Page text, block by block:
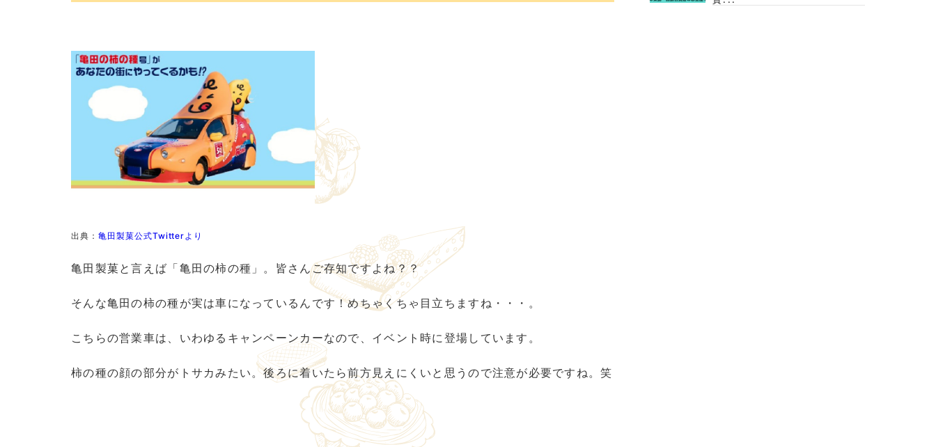
出典： 亀田製菓公式Twitterより
亀田製菓と言えば「亀田の柿の種」。皆さんご存知ですよね？？
そんな亀田の柿の種が実は車になっているんです！めちゃくちゃ目立ちますね・・・。
こちらの営業車は、いわゆるキャンペーンカーなので、イベント時に登場しています。
柿の種の顔の部分がトサカみたい。後ろに着いたら前方見えにくいと思うので注意が必要ですね。笑